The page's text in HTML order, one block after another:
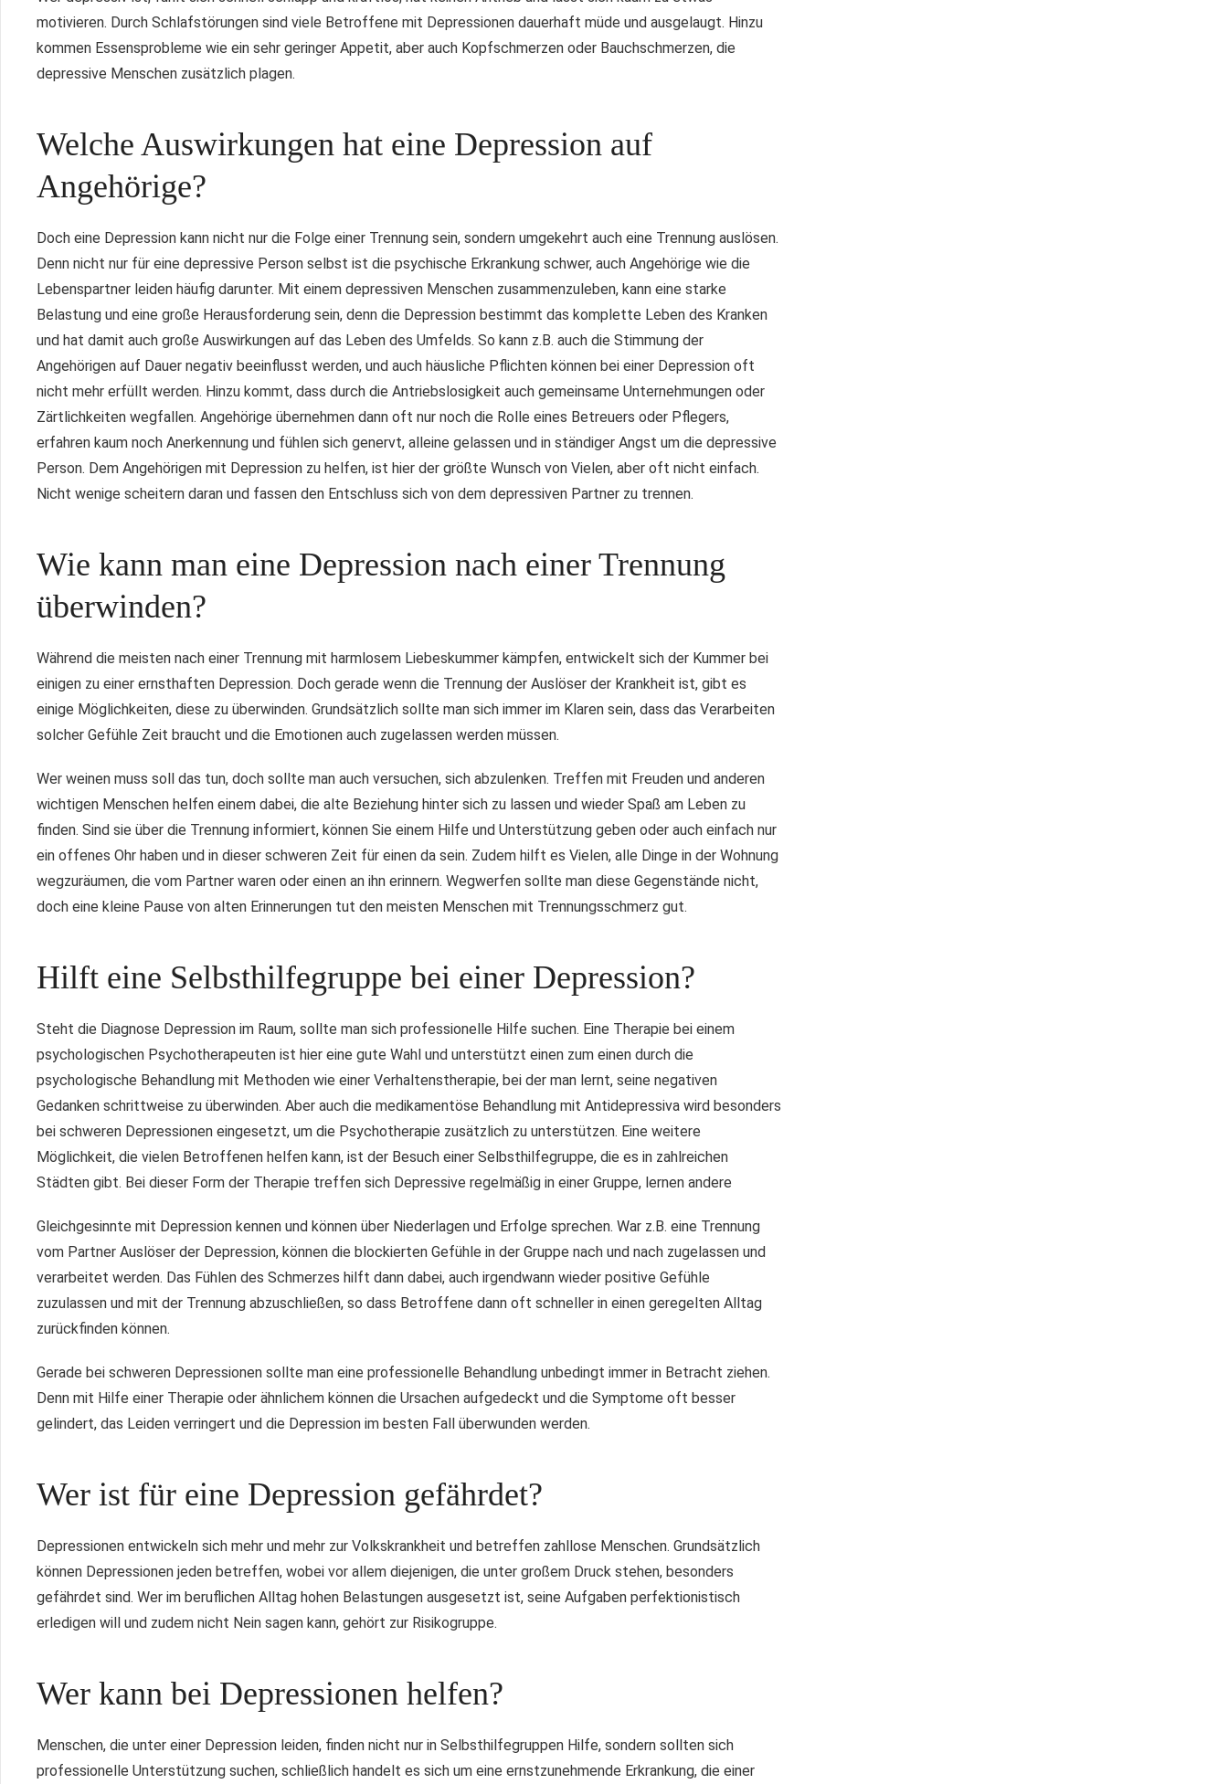
motivieren. Durch Schlafstörungen sind viele Betroffene mit Depressionen dauerhaft müde und ausgelaugt. Hinzu
kommen Essensprobleme wie ein sehr geringer Appetit, aber auch Kopfschmerzen oder Bauchschmerzen, die
depressive Menschen zusätzlich plagen.
Welche Auswirkungen hat eine Depression auf
Angehörige?
Doch eine Depression kann nicht nur die Folge einer Trennung sein, sondern umgekehrt auch eine Trennung auslösen.
Denn nicht nur für eine depressive Person selbst ist die psychische Erkrankung schwer, auch Angehörige wie die
Lebenspartner leiden häufig darunter. Mit einem depressiven Menschen zusammenzuleben, kann eine starke
Belastung und eine große Herausforderung sein, denn die Depression bestimmt das komplette Leben des Kranken
und hat damit auch große Auswirkungen auf das Leben des Umfelds. So kann z.B. auch die Stimmung der
Angehörigen auf Dauer negativ beeinflusst werden, und auch häusliche Pflichten können bei einer Depression oft
nicht mehr erfüllt werden. Hinzu kommt, dass durch die Antriebslosigkeit auch gemeinsame Unternehmungen oder
Zärtlichkeiten wegfallen. Angehörige übernehmen dann oft nur noch die Rolle eines Betreuers oder Pflegers,
erfahren kaum noch Anerkennung und fühlen sich genervt, alleine gelassen und in ständiger Angst um die depressive
Person. Dem Angehörigen mit Depression zu helfen, ist hier der größte Wunsch von Vielen, aber oft nicht einfach.
Nicht wenige scheitern daran und fassen den Entschluss sich von dem depressiven Partner zu trennen.
Wie kann man eine Depression nach einer Trennung
überwinden?
Während die meisten nach einer Trennung mit harmlosem Liebeskummer kämpfen, entwickelt sich der Kummer bei
einigen zu einer ernsthaften Depression. Doch gerade wenn die Trennung der Auslöser der Krankheit ist, gibt es
einige Möglichkeiten, diese zu überwinden. Grundsätzlich sollte man sich immer im Klaren sein, dass das Verarbeiten
solcher Gefühle Zeit braucht und die Emotionen auch zugelassen werden müssen.
Wer weinen muss soll das tun, doch sollte man auch versuchen, sich abzulenken. Treffen mit Freuden und anderen
wichtigen Menschen helfen einem dabei, die alte Beziehung hinter sich zu lassen und wieder Spaß am Leben zu
finden. Sind sie über die Trennung informiert, können Sie einem Hilfe und Unterstützung geben oder auch einfach nur
ein offenes Ohr haben und in dieser schweren Zeit für einen da sein. Zudem hilft es Vielen, alle Dinge in der Wohnung
wegzuräumen, die vom Partner waren oder einen an ihn erinnern. Wegwerfen sollte man diese Gegenstände nicht,
doch eine kleine Pause von alten Erinnerungen tut den meisten Menschen mit Trennungsschmerz gut.
Hilft eine Selbsthilfegruppe bei einer Depression?
Steht die Diagnose Depression im Raum, sollte man sich professionelle Hilfe suchen. Eine Therapie bei einem
psychologischen Psychotherapeuten ist hier eine gute Wahl und unterstützt einen zum einen durch die
psychologische Behandlung mit Methoden wie einer Verhaltenstherapie, bei der man lernt, seine negativen
Gedanken schrittweise zu überwinden. Aber auch die medikamentöse Behandlung mit Antidepressiva wird besonders
bei schweren Depressionen eingesetzt, um die Psychotherapie zusätzlich zu unterstützen. Eine weitere
Möglichkeit, die vielen Betroffenen helfen kann, ist der Besuch einer Selbsthilfegruppe, die es in zahlreichen
Städten gibt. Bei dieser Form der Therapie treffen sich Depressive regelmäßig in einer Gruppe, lernen andere
Gleichgesinnte mit Depression kennen und können über Niederlagen und Erfolge sprechen. War z.B. eine Trennung
vom Partner Auslöser der Depression, können die blockierten Gefühle in der Gruppe nach und nach zugelassen und
verarbeitet werden. Das Fühlen des Schmerzes hilft dann dabei, auch irgendwann wieder positive Gefühle
zuzulassen und mit der Trennung abzuschließen, so dass Betroffene dann oft schneller in einen geregelten Alltag
zurückfinden können.
Gerade bei schweren Depressionen sollte man eine professionelle Behandlung unbedingt immer in Betracht ziehen.
Denn mit Hilfe einer Therapie oder ähnlichem können die Ursachen aufgedeckt und die Symptome oft besser
gelindert, das Leiden verringert und die Depression im besten Fall überwunden werden.
Wer ist für eine Depression gefährdet?
Depressionen entwickeln sich mehr und mehr zur Volkskrankheit und betreffen zahllose Menschen. Grundsätzlich
können Depressionen jeden betreffen, wobei vor allem diejenigen, die unter großem Druck stehen, besonders
gefährdet sind. Wer im beruflichen Alltag hohen Belastungen ausgesetzt ist, seine Aufgaben perfektionistisch
erledigen will und zudem nicht Nein sagen kann, gehört zur Risikogruppe.
Wer kann bei Depressionen helfen?
Menschen, die unter einer Depression leiden, finden nicht nur in Selbsthilfegruppen Hilfe, sondern sollten sich
professionelle Unterstützung suchen, schließlich handelt es sich um eine ernstzunehmende Erkrankung, die einer